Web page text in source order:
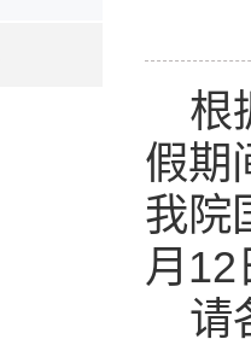
根
假期
我院
月12
请